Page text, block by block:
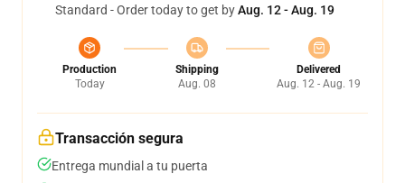
Standard - Order today to get byAug. 12 - Aug. 19
Production
Today
Shipping
Aug. 08
Delivered
Aug. 12 - Aug. 19
Transacción segura
Entrega mundial a tu puerta